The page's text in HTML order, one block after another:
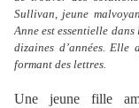
Sullivan, jeune
Anne est essentielle dans
dizaines d’années. Elle
formant des lettres.
Une jeune fille